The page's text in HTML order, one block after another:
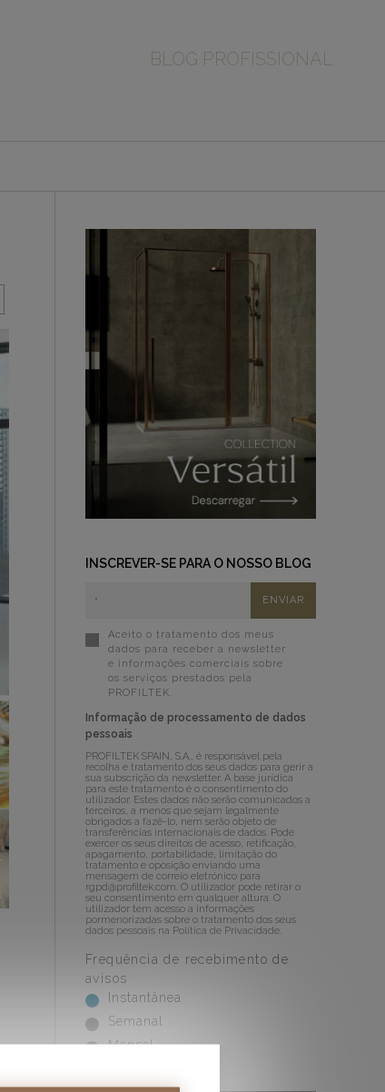
BLOG PROFISSIONAL
INSCREVER-SE PARA O NOSSO BLOG
Aceito o tratamento dos meus
dados para receber a newsletter
e informações comerciais sobre
os serviços prestados pela
PROFILTEK.
Informação de processamento de dados
pessoais
PROFILTEK SPAIN, S.A., é responsável pela
recolha e tratamento dos seus dados para gerir a
sua subscrição da newsletter. A base jurídica
para este tratamento é o consentimento do
utilizador. Estes dados não serão comunicados a
terceiros, a menos que sejam legalmente
obrigados a fazê-lo, nem serão objeto de
transferências internacionais de dados. Pode
exercer os seus direitos de acesso, retificação,
apagamento, portabilidade, limitação do
tratamento e oposição enviando uma
mensagem de correio eletrónico para
rgpd@profiltek.com . O utilizador pode retirar o
seu consentimento em qualquer altura. O
utilizador tem acesso a informações
pormenorizadas sobre o tratamento dos seus
dados pessoais na Política de Privacidade.
Frequência de recebimento de
avisos
Instantânea
Semanal
Mensal